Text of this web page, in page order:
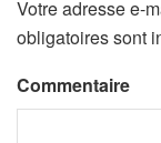
Votre adresse e-
obligatoires sont
Commentaire